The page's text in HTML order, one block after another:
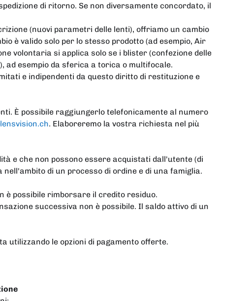
di ritorno. Se non diversamente concordato, il
(nuovi parametri delle lenti), offriamo un cambio
è valido solo per lo stesso prodotto (ad esempio, Air
volontaria si applica solo se i blister (confezione delle
ad esempio da sferica a torica o multifocale.
e indipendenti da questo diritto di restituzione e
È possibile raggiungerlo telefonicamente al numero
. Elaboreremo la vostra richiesta nel più
e che non possono essere acquistati dall'utente (di
di un processo di ordine e di una famiglia.
è possibile rimborsare il credito residuo.
successiva non è possibile. Il saldo attivo di un
utilizzando le opzioni di pagamento offerte.